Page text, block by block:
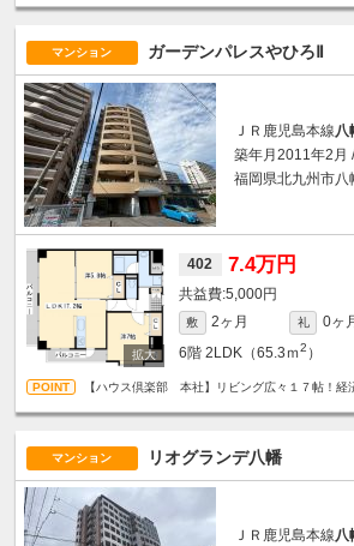
マンション ガーデンパレスやひろⅡ
ＪＲ鹿児島本線八
築年月2011年2月
福岡県北九州市
402 7.4万円
5,000円
敷 2ヶ月 礼
0ヶ
6階 2LDK（65.3ｍ2 ）
【ハウス倶楽部 本社】リビング広々１７帖！経
マンション リオグランデ八幡
ＪＲ鹿児島本線八